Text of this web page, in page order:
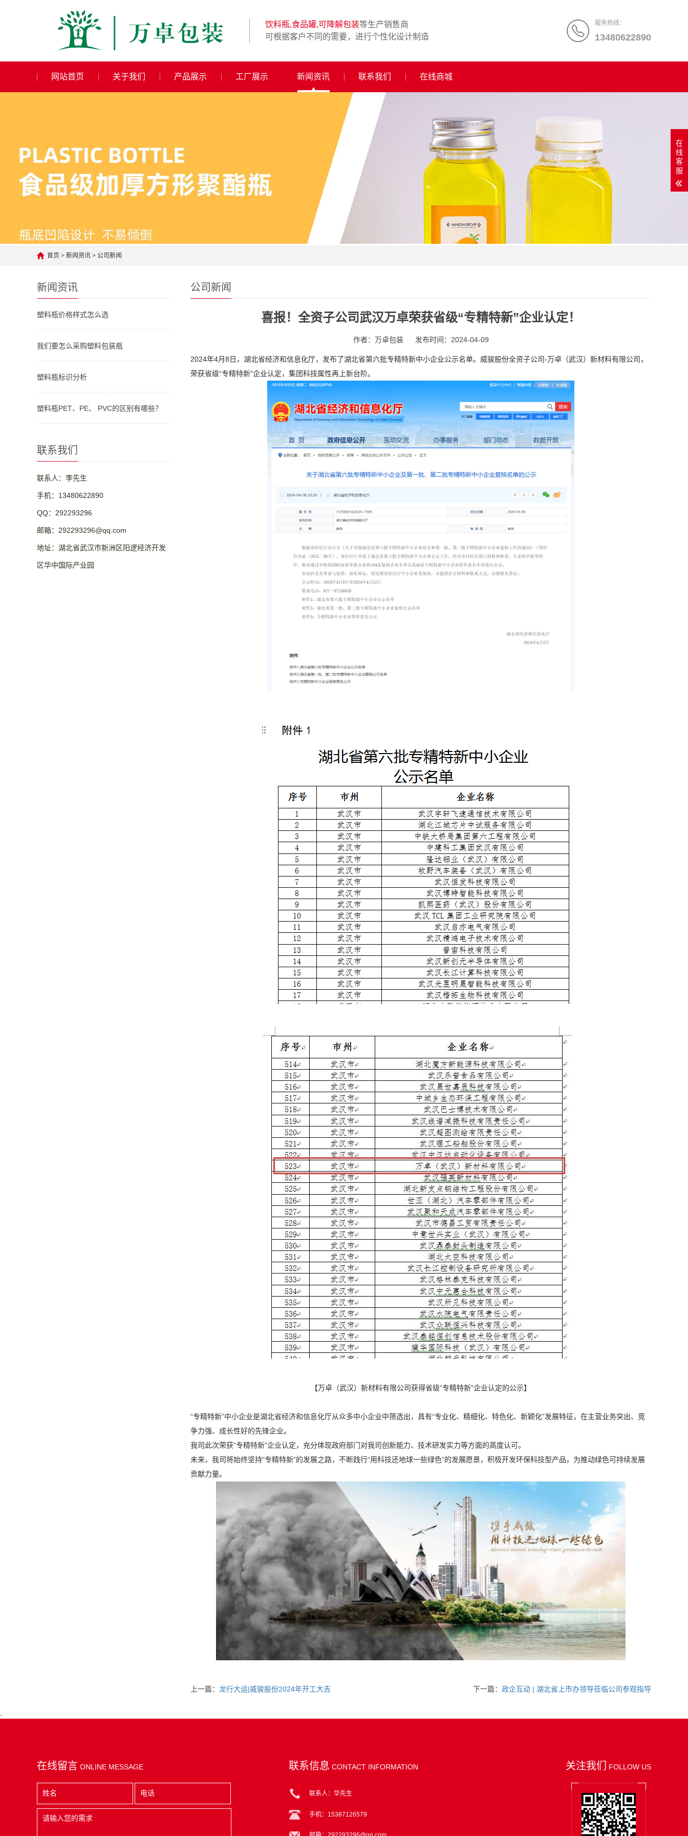
服务热线：
13480622890
饮料瓶,食品罐,可降解包装等生产销售商
可根据客户不同的需要，进行个性化设计制造
网站首页 关于我们 产品展示 工厂展示 新闻资讯 联系我们 在线商城
首页 > 新闻资讯 > 公司新闻
新闻资讯
塑料瓶价格样式怎么选
我们要怎么采购塑料包装瓶
塑料瓶标识分析
塑料瓶PET、PE、 PVC的区别有哪些？
联系我们
联系人：李先生
手机：13480622890
QQ：292293296
邮箱：292293296@qq.com
地址：湖北省武汉市新洲区阳逻经济开发
区华中国际产业园
公司新闻
喜报！全资子公司武汉万卓荣获省级“专精特新”企业认定！
作者：万卓包装 发布时间：2024-04-09
2024年4月8日，湖北省经济和信息化厅，发布了湖北省第六批专精特新中小企业公示名单。威骏股份全资子公司-万卓（武汉）新材料有限公司，
荣获省级“专精特新”企业认定，集团科技属性再上新台阶。
【万卓（武汉）新材料有限公司获得省级“专精特新”企业认定的公示】
“专精特新”中小企业是湖北省经济和信息化厅从众多中小企业中筛选出，具有“专业化、精细化、特色化、新颖化”发展特征，在主营业务突出、竞
争力强、成长性好的先锋企业。
我司此次荣获“专精特新”企业认定，充分体现政府部门对我司创新能力、技术研发实力等方面的高度认可。
未来，我司将始终坚持“专精特新”的发展之路，不断践行“用科技还地球一些绿色”的发展愿景，积极开发环保科技型产品，为推动绿色可持续发展
贡献力量。
上一篇： 龙行大运|威骏股份2024年开工大吉 下一篇： 政企互动 | 湖北省上市办领导莅临公司参观指导
-
关注我们 FOLLOW US
在线留言 ONLINE MESSAGE 联系信息 CONTACT INFORMATION
联系人：华先生
手机：15387126579
在
线
客
服